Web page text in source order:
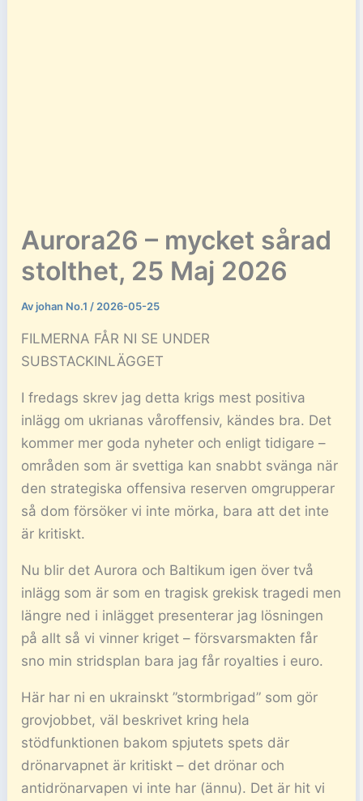
Aurora26 – mycket sårad
stolthet, 25 Maj 2026
Avjohan No.1 / 2026-05-25
FILMERNA FÅR NI SE UNDER
SUBSTACKINLÄGGET
I fredags skrev jag detta krigs mest positiva
inlägg om ukrianas våroffensiv, kändes bra. Det
kommer mer goda nyheter och enligt tidigare –
områden som är svettiga kan snabbt svänga när
den strategiska offensiva reserven omgrupperar
så dom försöker vi inte mörka, bara att det inte
är kritiskt.
Nu blir det Aurora och Baltikum igen över två
inlägg som är som en tragisk grekisk tragedi men
längre ned i inlägget presenterar jag lösningen
på allt så vi vinner kriget – försvarsmakten får
sno min stridsplan bara jag får royalties i euro.
Här har ni en ukrainskt ”stormbrigad” som gör
grovjobbet, väl beskrivet kring hela
stödfunktionen bakom spjutets spets där
drönarvapnet är kritiskt – det drönar och
antidrönarvapen vi inte har (ännu). Det är hit vi